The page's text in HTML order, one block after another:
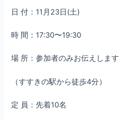
日 付：11月23日(土)
時 間：17:30〜19:30
場 所：参加者のみお伝えします
（すすきの駅から徒歩4分）
定 員：先着10名